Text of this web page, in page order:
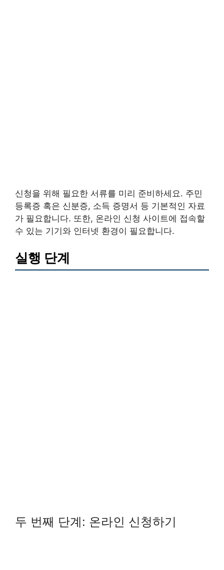
신청을 위해 필요한 서류를 미리 준비하세요. 주민
등록증 혹은 신분증, 소득 증명서 등 기본적인 자료
가 필요합니다. 또한, 온라인 신청 사이트에 접속할
수 있는 기기와 인터넷 환경이 필요합니다.
실행 단계
두 번째 단계: 온라인 신청하기